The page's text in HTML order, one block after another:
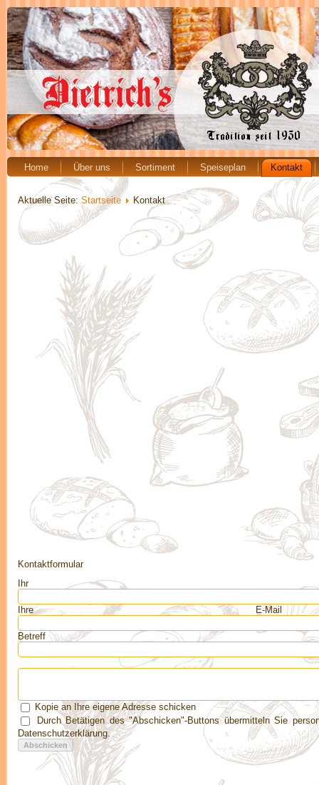
Home Über uns Sortiment Speiseplan Kontakt
Aktuelle Seite:Startseite Kontakt
Kontaktformular
Ihr
Ihre E-Mail
Betreff
Kopie an Ihre eigene Adresse schicken
Durch Betätigen des "Abschicken"-Buttons übermitteln Sie
Datenschutzerklärung.